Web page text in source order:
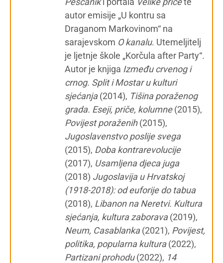
autor emisije „U kontru sa
Draganom Markovinom“ na
sarajevskom O kanalu. Utemeljitelj
je ljetnje škole „Korčula after Party“.
Autor je knjiga Između crvenog i
crnog. Split i Mostar u kulturi
sjećanja(2014), Tišina poraženog
grada. Eseji, priče, kolumne(2015),
Povijest poraženih(2015),
Jugoslavenstvo poslije svega
(2015), Doba kontrarevolucije
(2017), Usamljena djeca juga
(2018) Jugoslavija u Hrvatskoj
(1918-2018): od euforije do tabua
(2018), Libanon na Neretvi. Kultura
sjećanja, kultura zaborava(2019),
Neum, Casablanka(2021), Povijest,
politika, popularna kultura(2022),
Partizani prohodu(2022), 14